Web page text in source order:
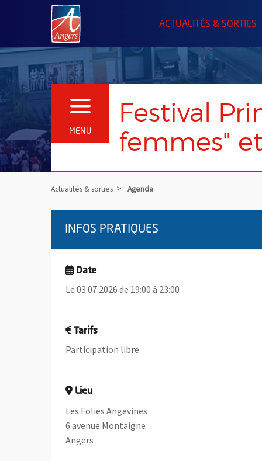
Angers.fr : Retour à l'accueil
ACTUALITÉS & SORTIES
MENU
OUVRIR LE MENU
Festival
femmes"
Actualités & sorties Agenda
INFOS PRATIQUES
Date
Le 03.07.2026 de 19:00 à 23:00
Tarifs
Participation libre
Lieu
Les Folies Angevines
6 avenue Montaigne
Angers